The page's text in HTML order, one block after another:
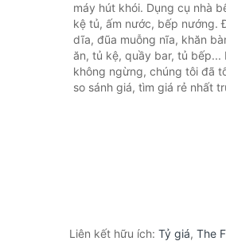
máy hút khói. Dụng cụ nhà
kệ tủ, ấm nước, bếp nướng.
dĩa, đũa muỗng nĩa, khăn
ăn, tủ kệ, quầy bar, tủ bếp...
không ngừng, chúng tôi đã
so sánh giá, tìm giá rẻ nhất
Liên kết hữu ích: Tỷ giá, The